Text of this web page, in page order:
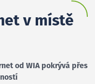
v místě
od WIA pokrývá přes